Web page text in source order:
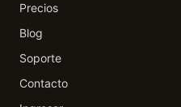
Precios
Blog
Soporte
Contacto